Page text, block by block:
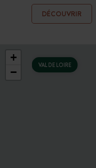
pied-
des
DÉCOUVRIR
VAL DE LOIRE
+
−